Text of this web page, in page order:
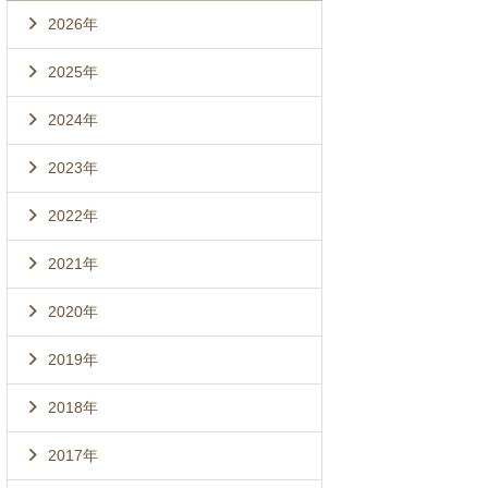
2026年
2025年
2024年
2023年
2022年
2021年
2020年
2019年
2018年
2017年